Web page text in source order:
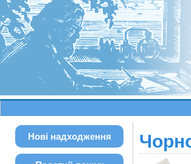
Нові надходження